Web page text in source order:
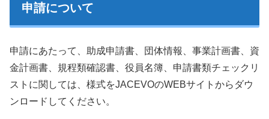
申請について
申請にあたって、助成申請書、団体情報、事業計画書、資
金計画書、規程類確認書、役員名簿、申請書類チェックリ
ストに関しては、様式をJACEVOのWEBサイトからダウ
ンロードしてください。